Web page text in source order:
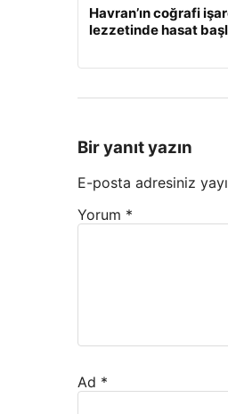
Havran’ın coğrafi
lezzetinde hasat
Bir yanıt yazın
E-posta adresiniz
Yorum *
Ad *